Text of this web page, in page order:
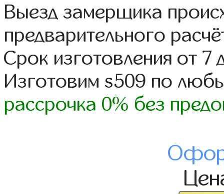
Выезд замерщика
предварительного
Срок изготовления от 7
Изготовим s509 по
рассрочка 0% без